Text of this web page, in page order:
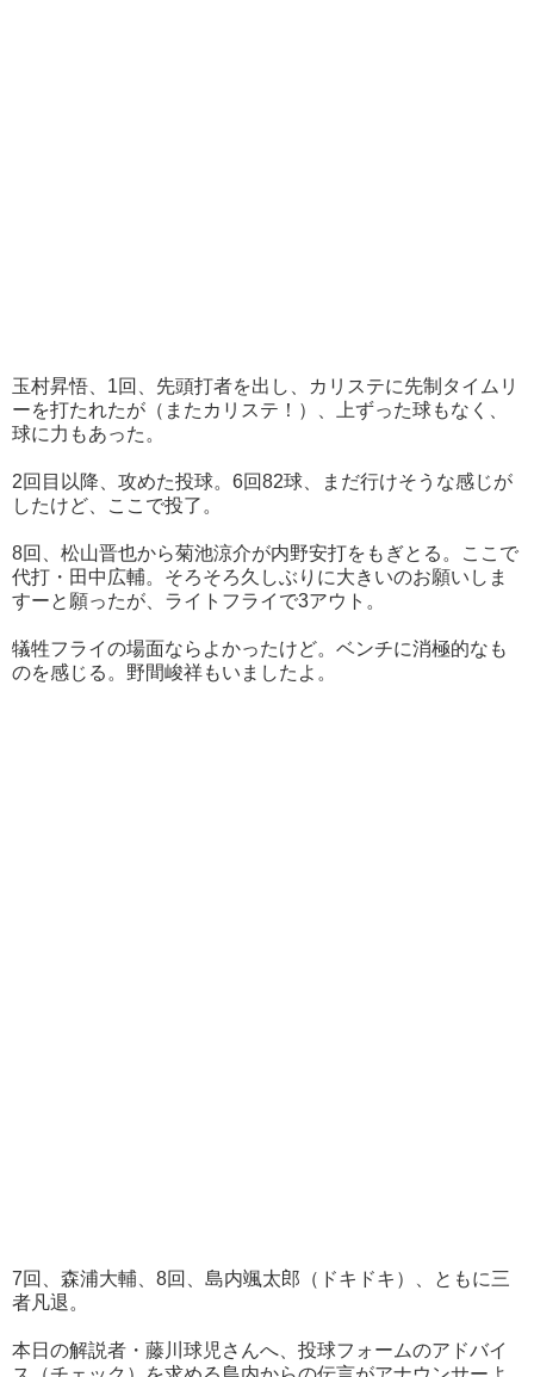
玉村昇悟、1回、先頭打者を出し、カリステに先制タイムリ
ーを打たれたが（またカリステ！）、上ずった球もなく、
球に力もあった。
2回目以降、攻めた投球。6回82球、まだ行けそうな感じが
したけど、ここで投了。
8回、松山晋也から菊池涼介が内野安打をもぎとる。ここで
代打・田中広輔。そろそろ久しぶりに大きいのお願いしま
すーと願ったが、ライトフライで3アウト。
犠牲フライの場面ならよかったけど。ベンチに消極的なも
のを感じる。野間峻祥もいましたよ。
7回、森浦大輔、8回、島内颯太郎（ドキドキ）、ともに三
者凡退。
本日の解説者・藤川球児さんへ、投球フォームのアドバイ